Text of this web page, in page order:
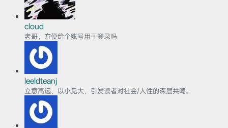
cloud
老哥，方便给个账号用于登录吗
leeldteanj
立意高远，以小见大，引发读者对社会/人性的深层共鸣。